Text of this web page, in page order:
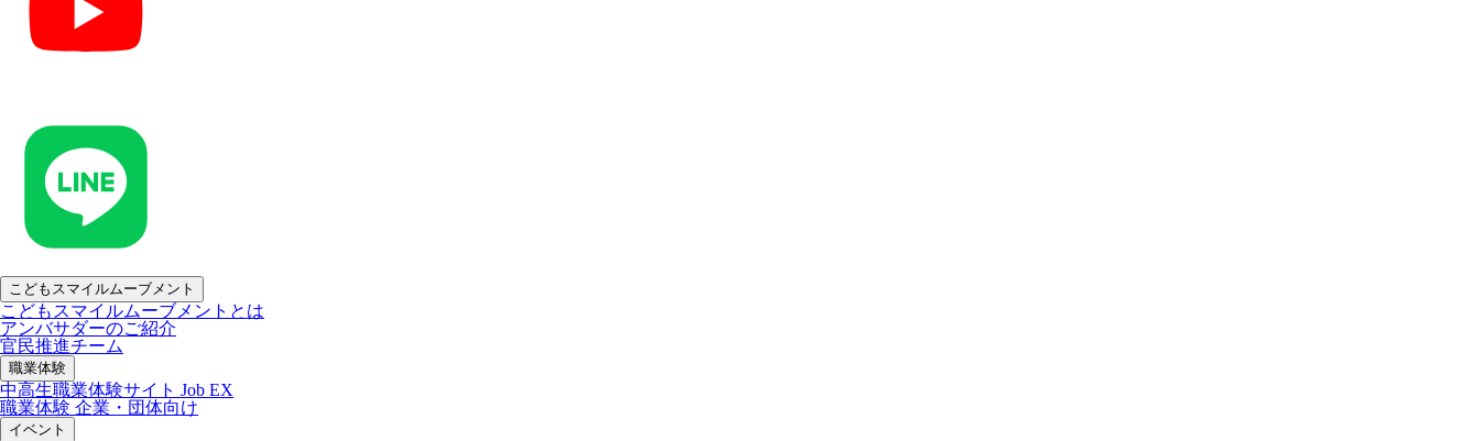
こどもスマイルムーブメント
こどもスマイルムーブメントとは
アンバサダーのご紹介
官民推進チーム
職業体験
中高生職業体験サイト Job EX
職業体験 企業・団体向け
イベント